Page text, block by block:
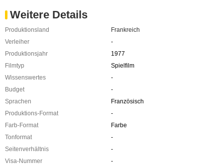
Weitere Details
Produktionsland
Frankreich
Verleiher
-
Produktionsjahr
1977
Filmtyp
Spielfilm
Wissenswertes
-
Budget
-
Sprachen
Französisch
Produktions-Format
-
Farb-Format
Farbe
Tonformat
-
Seitenverhältnis
-
Visa-Nummer
-